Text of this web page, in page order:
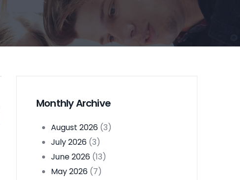
Monthly Archive
August 2026 (3)
July 2026 (3)
June 2026 (13)
May 2026 (7)